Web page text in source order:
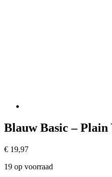
Blauw Basic – Plain
€ 19,97
19 op voorraad